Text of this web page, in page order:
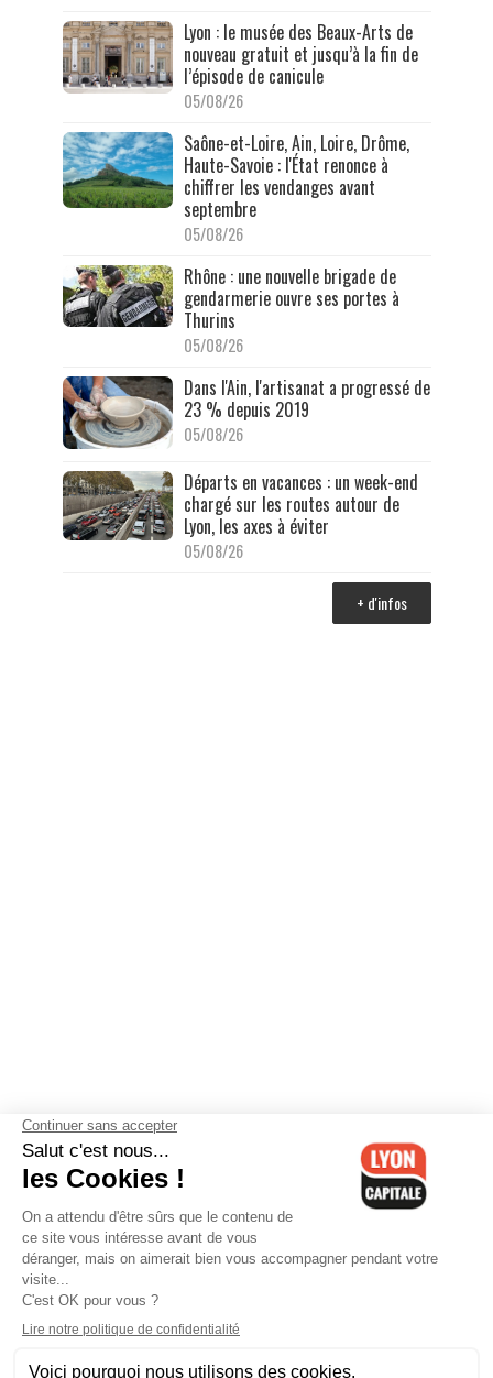
Lyon : le musée des Beaux-Arts de
nouveau gratuit et jusqu’à la fin de
l’épisode de canicule
05/08/26
Saône-et-Loire, Ain, Loire, Drôme,
Haute-Savoie : l'État renonce à
chiffrer les vendanges avant
septembre
05/08/26
Rhône : une nouvelle brigade de
gendarmerie ouvre ses portes à
Thurins
05/08/26
Dans l'Ain, l'artisanat a progressé de
23 % depuis 2019
05/08/26
Départs en vacances : un week-end
chargé sur les routes autour de
Lyon, les axes à éviter
05/08/26
+ d'infos